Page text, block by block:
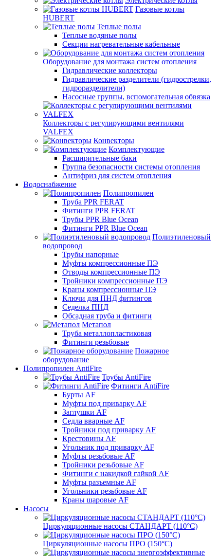
Газовые котлы
HUBERT
Теплые полы
Теплые водяные полы
Секции нагревательные кабельные
Оборудование для монтажа систем отопления
Гидравлические коллекторы
Гидравлические разделители (гидрострелки,
гидроразделители)
Насосные группы, вспомогательная обвязка
Коллекторы с регулирующими вентилями
VALFEX
Конвекторы
Комплектующие
Расширительные баки
Группа безопасности системы отопления
Антифриз для систем отопления
Водоснабжение
Полипропилен
Труба PPR FERAT
Фитинги PPR FERAT
Трубы PPR Blue Ocean
Фитинги PPR Blue Ocean
Полиэтиленовый
водопровод
Трубы напорные
Муфты компрессионные ПЭ
Отводы компрессионные ПЭ
Тройники компрессионные ПЭ
Краны компрессионные ПЭ
Ключи для ПНД фитингов
Седелка ПНД
Обсадная труба и фитинги
Метапол
Труба металлопластиковая
Фитинги резьбовые
Пожарное
оборудование
Полипропилен AntiFire
Трубы AntiFire
Фитинги AntiFire
Бурты AF
Муфты под приварку AF
Заглушки AF
Седла вварные AF
Тройники под приварку AF
Крестовины AF
Угольник под приварку AF
Муфты резьбовые AF
Тройники резьбовые AF
Фитинги с накидкой гайкой AF
Муфты разъемные AF
Угольники резьбовые AF
Краны шаровые AF
Насосы
Циркуляционные насосы СТАНДАРТ (110°C)
Циркуляционные насосы ПРО (150°C)